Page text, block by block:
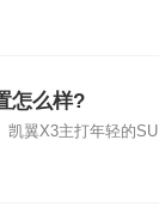
怎么样?
凯翼X3主打年轻的SU